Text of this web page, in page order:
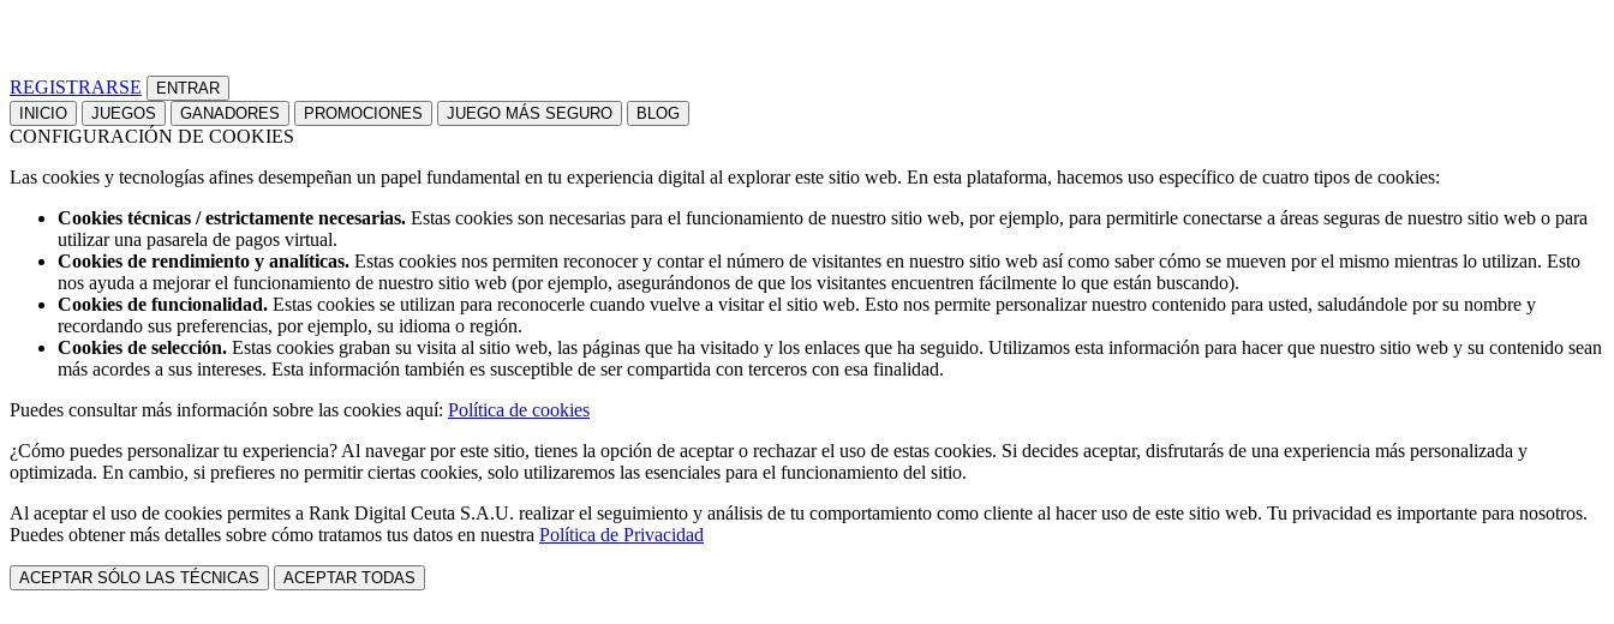
REGISTRARSE
INICIO JUEGOS GANADORES PROMOCIONES JUEGO MÁS SEGURO BLOG
CONFIGURACIÓN DE COOKIES
Las cookies y tecnologías afines desempeñan un papel fundamental en tu experiencia digital al explorar este sitio web. En esta plataforma, hacemos uso específico de cuatro tipos de cookies:
Cookies técnicas / estrictamente necesarias. Estas cookies son necesarias para el funcionamiento de nuestro sitio web, por ejemplo, para permitirle conectarse a áreas seguras de nuestro sitio web o para
utilizar una pasarela de pagos virtual.
Cookies de rendimiento y analíticas. Estas cookies nos permiten reconocer y contar el número de visitantes en nuestro sitio web así como saber cómo se mueven por el mismo mientras lo utilizan. Esto
nos ayuda a mejorar el funcionamiento de nuestro sitio web (por ejemplo, asegurándonos de que los visitantes encuentren fácilmente lo que están buscando).
Cookies de funcionalidad. Estas cookies se utilizan para reconocerle cuando vuelve a visitar el sitio web. Esto nos permite personalizar nuestro contenido para usted, saludándole por su nombre y
recordando sus preferencias, por ejemplo, su idioma o región.
Cookies de selección. Estas cookies graban su visita al sitio web, las páginas que ha visitado y los enlaces que ha seguido. Utilizamos esta información para hacer que nuestro sitio web y su contenido sean
más acordes a sus intereses. Esta información también es susceptible de ser compartida con terceros con esa finalidad.
Puedes consultar más información sobre las cookies aquí: Política de cookies
¿Cómo puedes personalizar tu experiencia? Al navegar por este sitio, tienes la opción de aceptar o rechazar el uso de estas cookies. Si decides aceptar, disfrutarás de una experiencia más personalizada y
optimizada. En cambio, si prefieres no permitir ciertas cookies, solo utilizaremos las esenciales para el funcionamiento del sitio.
Al aceptar el uso de cookies permites a Rank Digital Ceuta S.A.U. realizar el seguimiento y análisis de tu comportamiento como cliente al hacer uso de este sitio web. Tu privacidad es importante para nosotros.
Puedes obtener más detalles sobre cómo tratamos tus datos en nuestra Política de Privacidad
ACEPTAR SÓLO LAS TÉCNICAS ACEPTAR TODAS